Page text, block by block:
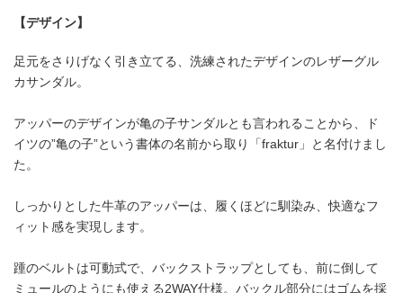
【デザイン】
足元をさりげなく引き立てる、洗練されたデザインのレザーグル
カサンダル。
アッパーのデザインが亀の子サンダルとも言われることから、ド
イツの”亀の子”という書体の名前から取り「fraktur」と名付けまし
た。
しっかりとした牛革のアッパーは、履くほどに馴染み、快適なフ
ィット感を実現します。
踵のベルトは可動式で、バックストラップとしても、前に倒して
ミュールのようにも使える2WAY仕様。バックル部分にはゴムを採